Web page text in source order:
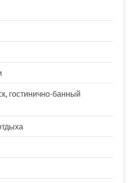
гостинично-банный